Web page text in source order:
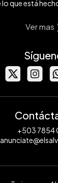
lo que está
Ver mas
+503 7854